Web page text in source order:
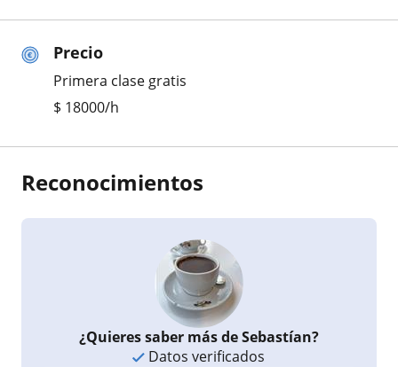
Precio
Primera clase gratis
$ 18000/h
Reconocimientos
¿Quieres saber más de Sebastían?
Datos verificados